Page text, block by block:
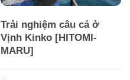
Trải nghiệm câu cá ở
Vịnh Kinko [HITOMI-
MARU]